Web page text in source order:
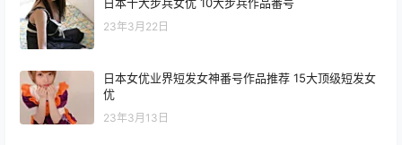
日本十大步兵女优 10大步兵作品番号
23年3月22日
日本女优业界短发女神番号作品推荐 15大顶级短发女
优
23年3月13日